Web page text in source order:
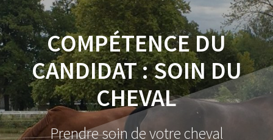
COMPÉTENCE DU
CANDIDAT :SOIN DU
CHEVAL
Prendre soin de votre cheval